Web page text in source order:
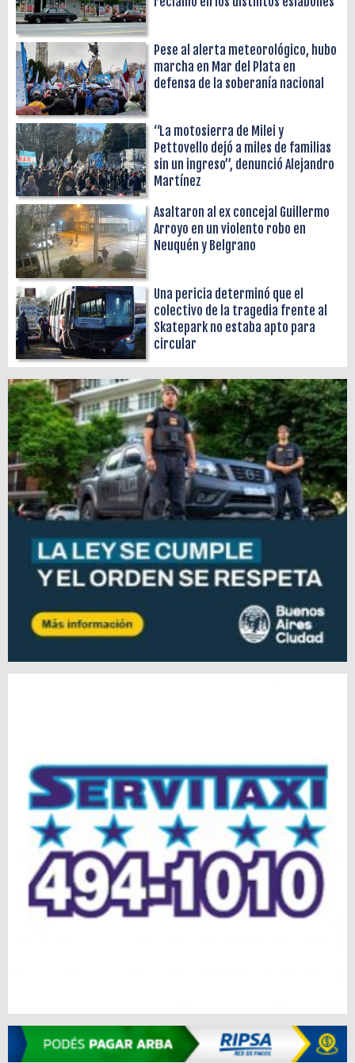
Pese al alerta meteorológico, hubo
marcha en Mar del Plata en
defensa de la soberanía nacional
“La motosierra de Milei y
Pettovello dejó a miles de familias
sin un ingreso”, denunció Alejandro
Martínez
Asaltaron al ex concejal Guillermo
Arroyo en un violento robo en
Neuquén y Belgrano
Una pericia determinó que el
colectivo de la tragedia frente al
Skatepark no estaba apto para
circular